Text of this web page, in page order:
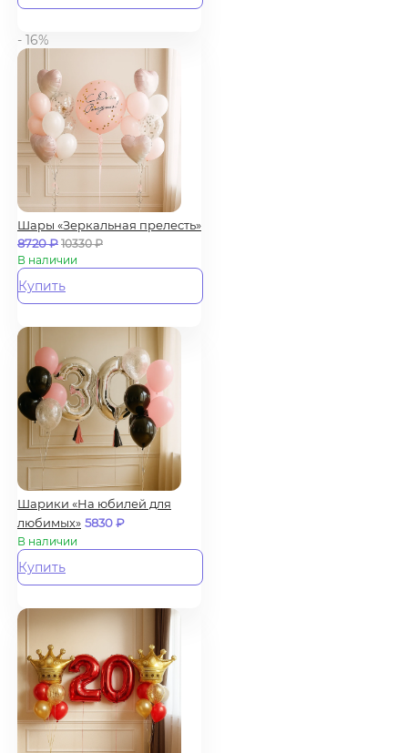
- 16%
Шары «Зеркальная прелесть»
8720₽ 10330₽
В наличии
Купить
Шарики «На юбилей для
любимых» 5830₽
В наличии
Купить